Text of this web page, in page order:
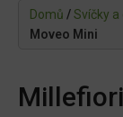
Domů /Svíčky a
Moveo Mini